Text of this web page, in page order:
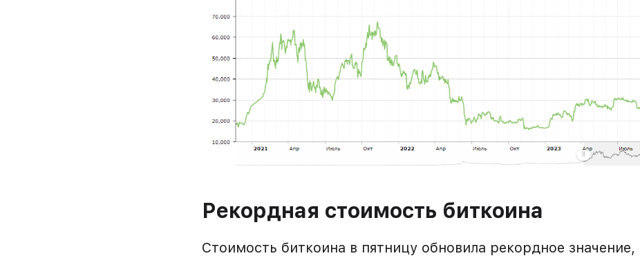
Рекордная стоимость биткоина
Стоимость биткоина в пятницу обновила рекордное